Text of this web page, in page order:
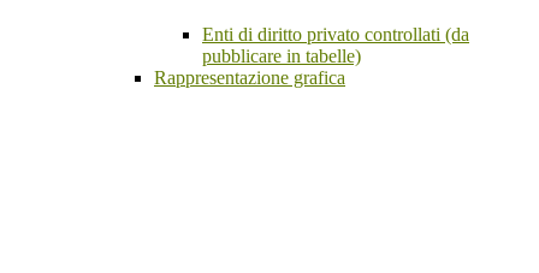
Enti di diritto privato controllati (da
pubblicare in tabelle)
Rappresentazione grafica